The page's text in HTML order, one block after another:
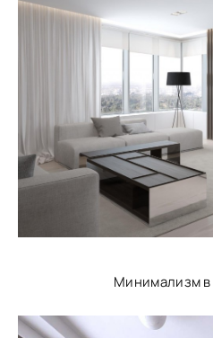
Минимализм